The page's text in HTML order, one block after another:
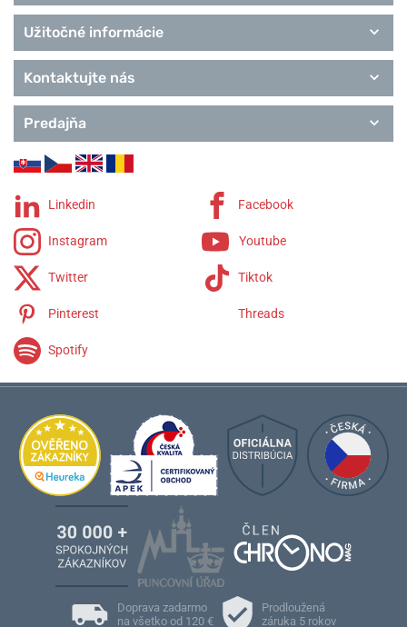
Užitočné informácie
Kontaktujte nás
Predajňa
Linkedin Facebook
Instagram Youtube
Twitter Tiktok
Pinterest Threads
Spotify
Doprava zadarmo
na všetko od 120 €
Prodloužená
záruka 5 rokov